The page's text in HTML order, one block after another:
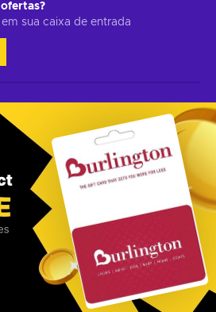
sua caixa de entrada